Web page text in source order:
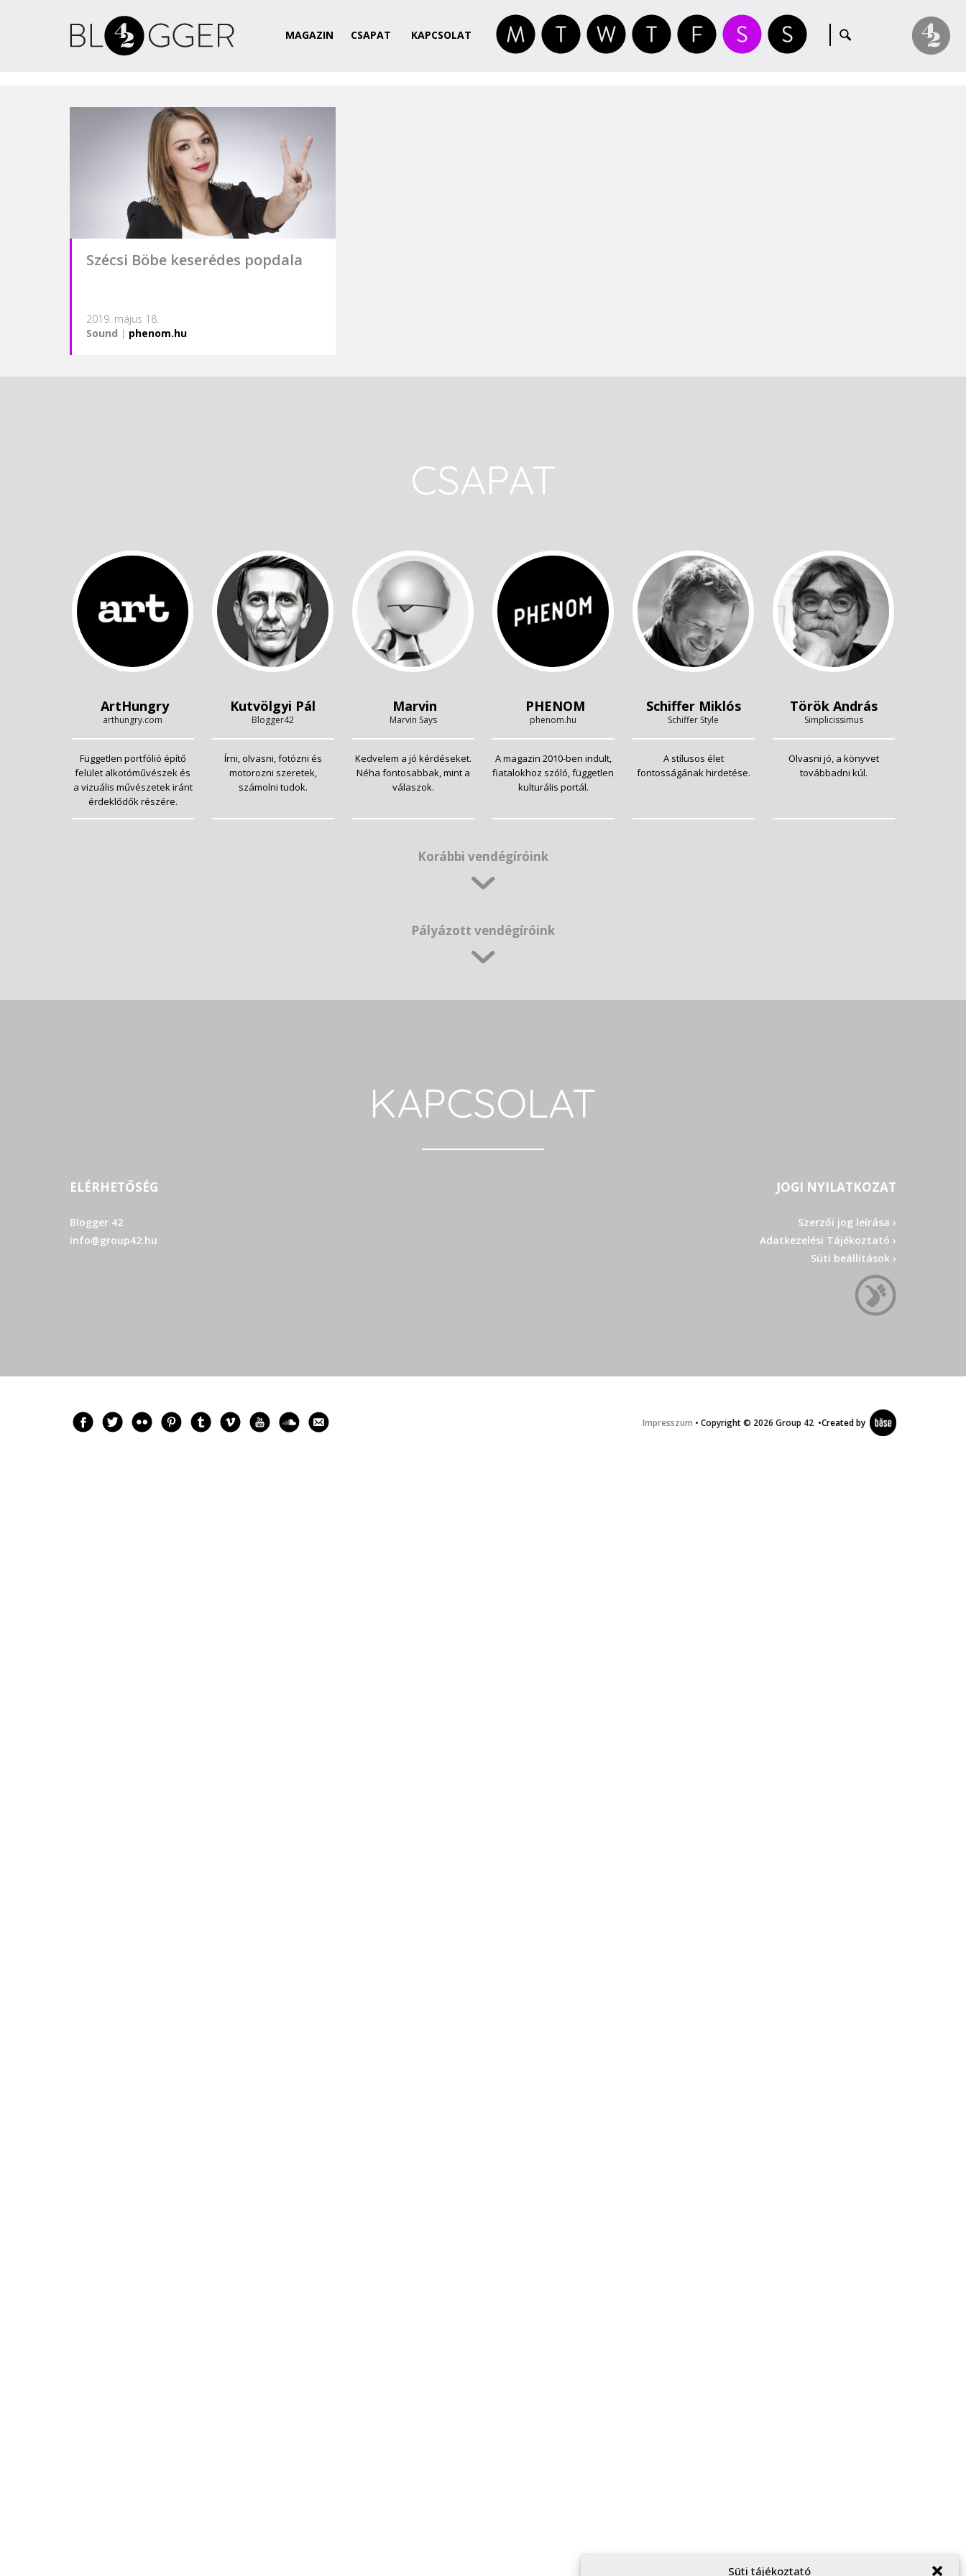
Süti tájékoztató
MAGAZIN CSAPAT KAPCSOLAT
Szécsi Böbe keserédes popdala
2019. május 18.
Sound | phenom.hu
CSAPAT
ArtHungry
arthungry.com
Független portfólió építő
felület alkotóművészek és
a vizuális művészetek iránt
érdeklődők részére.
Kutvölgyi Pál
Blogger42
Írni, olvasni, fotózni és
motorozni szeretek,
számolni tudok.
Marvin
Marvin Says
Kedvelem a jó kérdéseket.
Néha fontosabbak, mint a
válaszok.
PHENOM
phenom.hu
A magazin 2010-ben indult,
fiatalokhoz szóló, független
kulturális portál.
Schiffer Miklós
Schiffer Style
A stílusos élet
fontosságának hirdetése.
Török András
Simplicissimus
Olvasni jó, a könyvet
továbbadni kúl.
Korábbi vendégíróink
Pályázott vendégíróink
KAPCSOLAT
ELÉRHETŐSÉG
Blogger 42
info@group42.hu
JOGI NYILATKOZAT
Szerzői jog leírása ›
Adatkezelési Tájékoztató ›
Süti beállítások ›
Impresszum • Copyright © 2026 Group 42 •Created by